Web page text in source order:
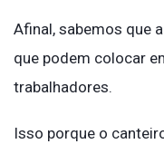
Afinal, sabemos que
que podem colocar
trabalhadores.
Isso porque o